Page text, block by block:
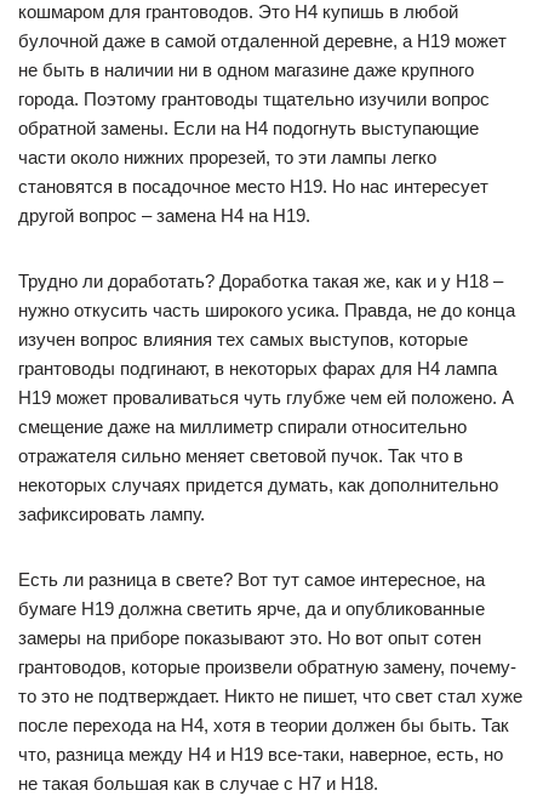
кошмаром для грантоводов. Это H4 купишь в любой
булочной даже в самой отдаленной деревне, а H19 может
не быть в наличии ни в одном магазине даже крупного
города. Поэтому грантоводы тщательно изучили вопрос
обратной замены. Если на H4 подогнуть выступающие
части около нижних прорезей, то эти лампы легко
становятся в посадочное место H19. Но нас интересует
другой вопрос – замена H4 на H19.
Трудно ли доработать? Доработка такая же, как и у H18 –
нужно откусить часть широкого усика. Правда, не до конца
изучен вопрос влияния тех самых выступов, которые
грантоводы подгинают, в некоторых фарах для Н4 лампа
H19 может проваливаться чуть глубже чем ей положено. А
смещение даже на миллиметр спирали относительно
отражателя сильно меняет световой пучок. Так что в
некоторых случаях придется думать, как дополнительно
зафиксировать лампу.
Есть ли разница в свете? Вот тут самое интересное, на
бумаге H19 должна светить ярче, да и опубликованные
замеры на приборе показывают это. Но вот опыт сотен
грантоводов, которые произвели обратную замену, почему-
то это не подтверждает. Никто не пишет, что свет стал хуже
после перехода на H4, хотя в теории должен бы быть. Так
что, разница между H4 и H19 все-таки, наверное, есть, но
не такая большая как в случае с H7 и H18.